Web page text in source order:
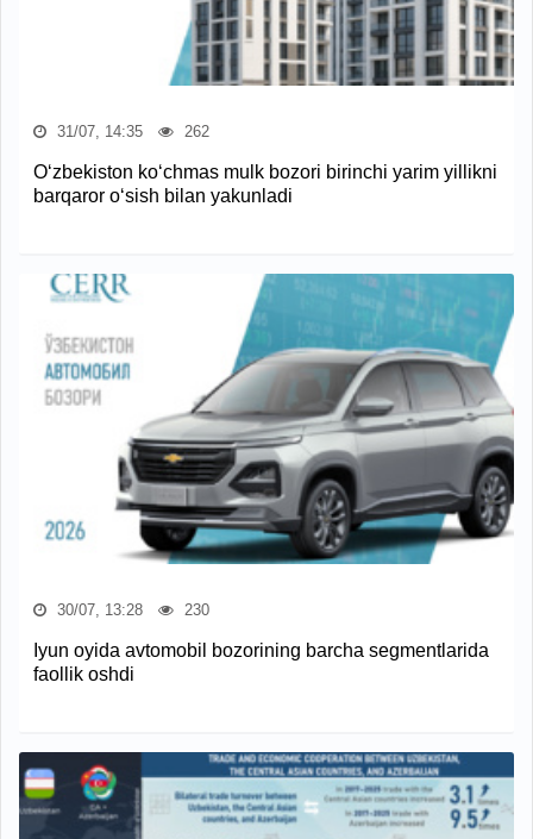
31/07, 14:35 262
O‘zbekiston ko‘chmas mulk bozori birinchi yarim yillikni
barqaror o‘sish bilan yakunladi
30/07, 13:28 230
Iyun oyida avtomobil bozorining barcha segmentlarida
faollik oshdi